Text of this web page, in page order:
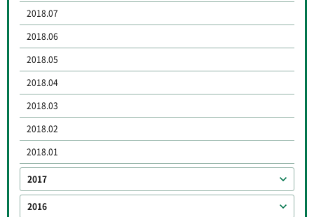
2018.07
2018.06
2018.05
2018.04
2018.03
2018.02
2018.01
2017
2016